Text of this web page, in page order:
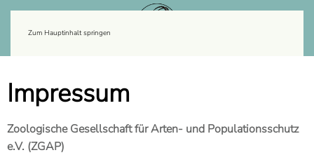
Zum Hauptinhalt springen
Impressum
Zoologische Gesellschaft für Arten- und Populationsschutz
e.V. (ZGAP)